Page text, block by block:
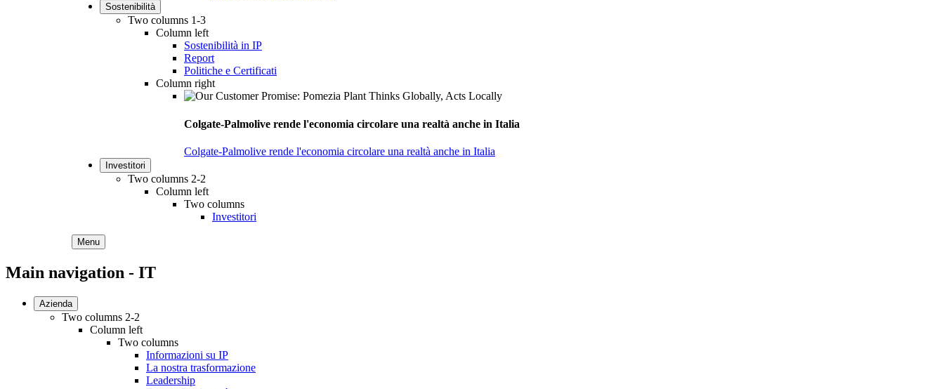
Sostenibilità
Two columns 1-3
Column left
Sostenibilità in IP
Report
Politiche e Certificati
Column right
Colgate-Palmolive rende l'economia circolare una realtà anche in Italia
Colgate-Palmolive rende l'economia circolare una realtà anche in Italia
Investitori
Two columns 2-2
Column left
Two columns
Investitori
Menu
Main navigation - IT
Azienda
Two columns 2-2
Column left
Two columns
Informazioni su IP
La nostra trasformazione
Leadership